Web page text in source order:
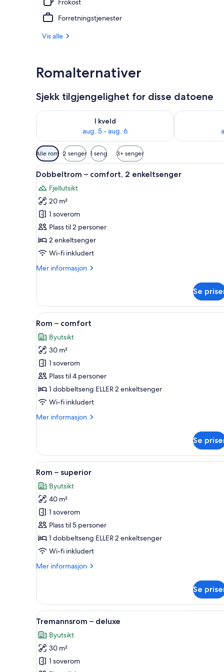
Frokost
Forretningstjenester
Vis alle
Romalternativer
Sjekk tilgjengelighet for disse datoene
I kveld
aug. 5 - aug. 6
Sjekk tilgjengelighet for i kveld, aug. 5 - aug. 6
Sjekk
Tilgjengelige
filtre
for
Alle rom 2 senger 1 seng 3+ senger
Åpne
alle
bildene
av
Dobbeltrom
–
comfort,
2
Dobbeltrom – comfort, 2
1
Dobbeltrom – comfort, 2 enkeltsenger
Fjellutsikt
20 m²
1 soverom
Plass til 2 personer
2 enkeltsenger
Wi-fi inkludert
Mer informasjon
Mer
–
comfort,
2
Se
Åpne
alle
bildene
av
Rom
–
comfort
1 soverom, sengetøy i
2
Rom – comfort
Byutsikt
30 m²
1 soverom
Plass til 4 personer
1 dobbeltseng ELLER 2 enkeltsenger
Wi-fi inkludert
Mer informasjon
Mer
–
comfort
Se
Åpne
alle
bildene
av
Rom
–
superior
Rom – superior | 1 soverom,
1
Rom – superior
Byutsikt
40 m²
1 soverom
Plass til 5 personer
1 dobbeltseng ELLER 2 enkeltsenger
Wi-fi inkludert
Mer informasjon
Mer
–
superior
Se
Åpne
alle
bildene
av
Tremannsrom
1 soverom, sengetøy i
1
Tremannsrom – deluxe
Byutsikt
30 m²
1 soverom